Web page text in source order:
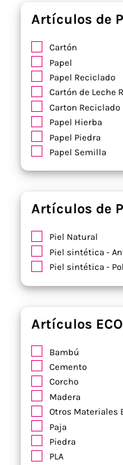
Artículos de
Cartón
Papel
Papel Reciclado
Cartón de Leche
Carton Reciclado
Papel Hierba
Papel Piedra
Papel Semilla
Artículos de
Piel Natural
Piel sintética -
Piel sintética -
Artículos ECO
Bambú
Cemento
Corcho
Madera
Otros Materiales
Paja
Piedra
PLA